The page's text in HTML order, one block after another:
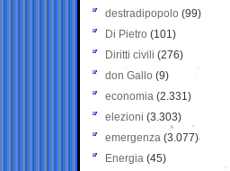
destradipopolo (99)
Di Pietro (101)
Diritti civili (276)
don Gallo (9)
economia (2.331)
elezioni (3.303)
emergenza (3.077)
Energia (45)